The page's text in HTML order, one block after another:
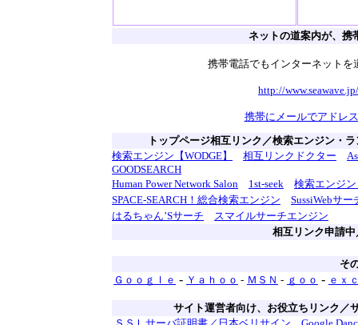
ネットの道案内が、携
携帯電話でもインターネットを
http://
携帯にメールでアドレ
トップページ相互リンク／検索エンジン・
検索エンジン【WODGE】
相互リンクドクター
GOODSEARCH
Human Power Network Salon
1st-seek
検索エンジン
SPACE-SEARCH！総合検索エンジン
SussiWebサー
はるちゃん’Sサーチ
スマイルサーチエンジン
相互リンク申請中
そ
Ｇｏｏｇｌｅ - Ｙａｈｏｏ - ＭＳＮ - ｇｏｏ - ｅｘ
サイト運営者向け、お役立ちリンク／